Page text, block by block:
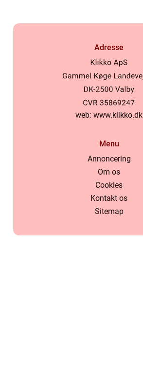
Adresse
web: www.klikko.dk
Menu
Annoncering
Om os
Cookies
Kontakt os
Sitemap